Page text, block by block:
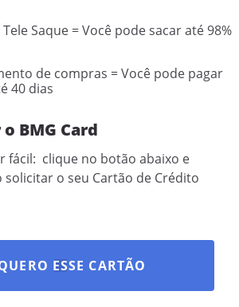
Saque = Você pode sacar até 98%
de compras = Você pode pagar
40 dias
BMG Card
fácil: clique no botão abaixo e
o seu Cartão de Crédito
ESSE CARTÃO